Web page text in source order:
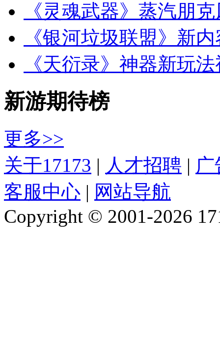
《灵魂武器》蒸汽朋
《银河垃圾联盟》新
《天衍录》神器新玩
新游期待榜
更多>>
关于17173 | 人才招聘 |
客服中心 | 网站导航
Copyright © 2001-2026